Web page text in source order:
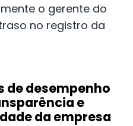
o gerente do
no registro da
de desempenho
e
da empresa